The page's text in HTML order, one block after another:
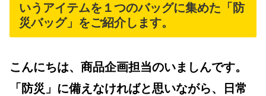
いうアイテムを１つのバッグに集めた「防
災バッグ」をご紹介します。
こんにちは、商品企画担当のいましんです。
「防災」に備えなければと思いながら、日常